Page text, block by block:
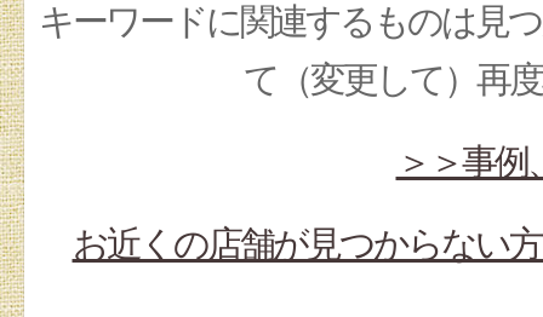
キーワードに関連するものは見
て（変更して）再
＞＞事
お近くの店舗が見つからない